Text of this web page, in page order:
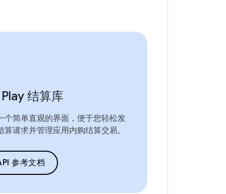
结算库
个简单直观的界面，便于您轻松发
算请求并管理应用内购结算交易。
参考文档